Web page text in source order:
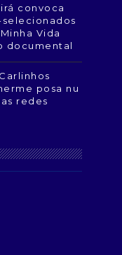
convoca
Vida
documental
posa nu
redes